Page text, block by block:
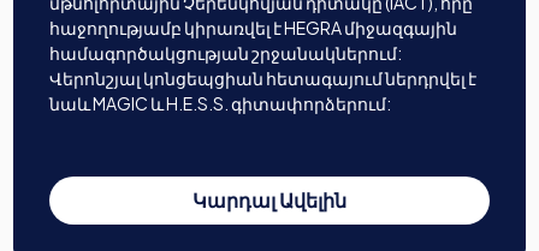
հաջողությամբ կիրառվել է HEGRA միջազգային
համագործակցության շրջանակներում:
Վերոնշյալ կոնցեպցիան հետագայում ներդրվել է
նաև MAGIC և H.E.S.S. գիտափորձերում:
Կարդալ Ավելին